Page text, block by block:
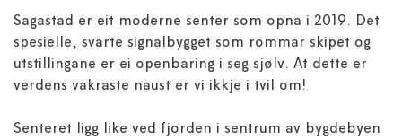
Sagastad er eit moderne senter som opna i 2019. Det
spesielle, svarte signalbygget som rommar skipet og
utstillingane er ei openbaring i seg sjølv. At dette er
verdens vakraste naust er vi ikkje i tvil om!
Senteret ligg like ved fjorden i sentrum av bygdebyen